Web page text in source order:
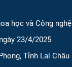
học và Công nghệ
23/4/2025
Tỉnh Lai Châu